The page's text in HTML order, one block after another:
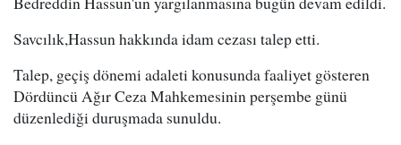
Savcılık,Hassun hakkında idam cezası talep etti.
Talep, geçiş dönemi adaleti konusunda faaliyet gösteren
Dördüncü Ağır Ceza Mahkemesinin perşembe günü
düzenlediği duruşmada sunuldu.